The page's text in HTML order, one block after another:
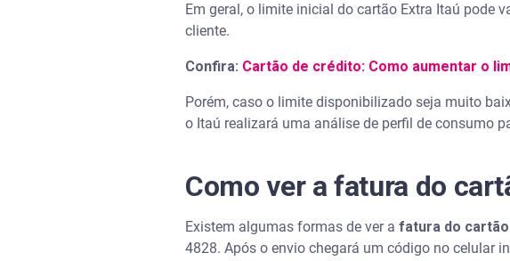
Em geral, o limite inicial do cartão Extra Itaú pode
cliente.
Confira: Cartão de crédito: Como aumentar o
Porém, caso o limite disponibilizado seja muito
o Itaú realizará uma análise de perfil de consumo
Como ver a fatura do
Existem algumas formas de ver a fatura do cartão
4828. Após o envio chegará um código no celular